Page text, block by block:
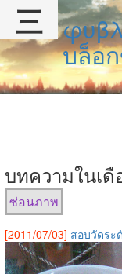
บล็อ
บทความในเ
ซ่อนภาพ
[2011/07/03] สอบวัดระ
三